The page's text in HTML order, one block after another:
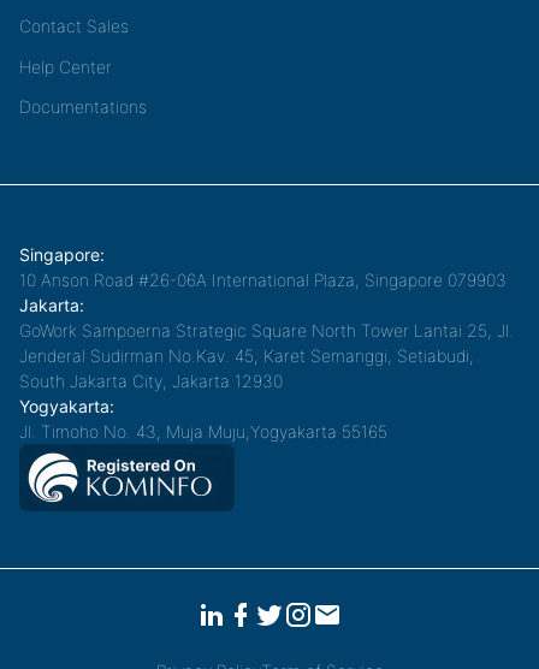
Contact Sales
Help Center
Documentations
Singapore:
10 Anson Road #26-06A International Plaza, Singapore 079903
Jakarta:
GoWork Sampoerna Strategic Square North Tower Lantai 25, Jl.
Jenderal Sudirman No.Kav. 45, Karet Semanggi, Setiabudi,
South Jakarta City, Jakarta 12930
Yogyakarta:
Jl. Timoho No. 43, Muja Muju,Yogyakarta 55165